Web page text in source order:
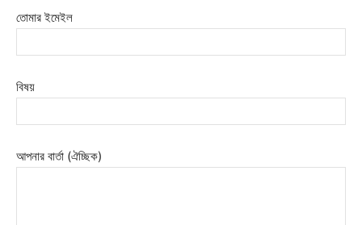
তোমার ইমেইল
বিষয়
আপনার বার্তা (ঐচ্ছিক)